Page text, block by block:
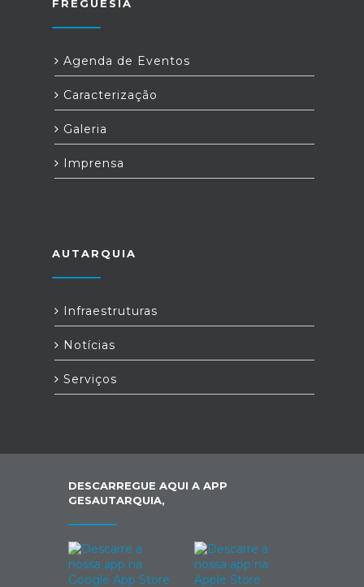
FREGUESIA
Agenda de Eventos
Caracterização
Galeria
Imprensa
AUTARQUIA
Infraestruturas
Notícias
Serviços
DESCARREGUE AQUI A APP
GESAUTARQUIA,